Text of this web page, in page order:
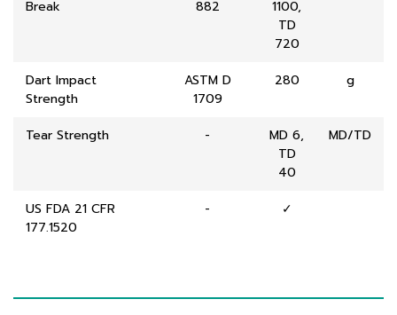
Break
882
1100,
TD
720
Dart Impact
Strength
ASTM D
1709
280 g
Tear Strength -
MD 6,
TD
40
MD/TD
US FDA 21 CFR
177.1520
- ✓